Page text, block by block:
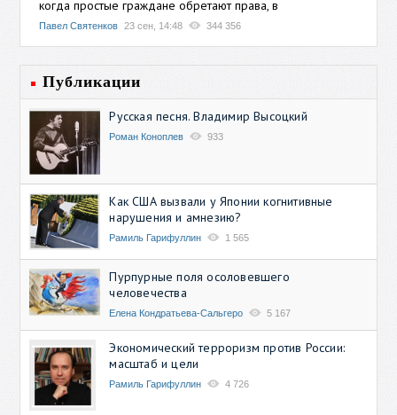
когда простые граждане обретают права, в
Павел Святенков 23 сен, 14:48 344 356
Публикации
Русская песня. Владимир Высоцкий
Роман Коноплев 933
Как США вызвали у Японии когнитивные
нарушения и амнезию?
Рамиль Гарифуллин 1 565
Пурпурные поля осоловевшего
человечества
Елена Кондратьева-Сальгеро 5 167
Экономический терроризм против России:
масштаб и цели
Рамиль Гарифуллин 4 726